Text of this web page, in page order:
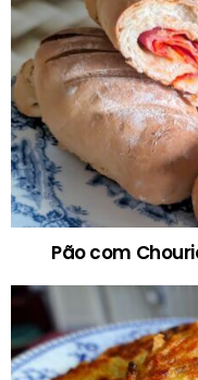
Pão com